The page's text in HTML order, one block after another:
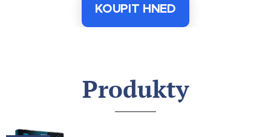
KOUPIT HNED
Produkty